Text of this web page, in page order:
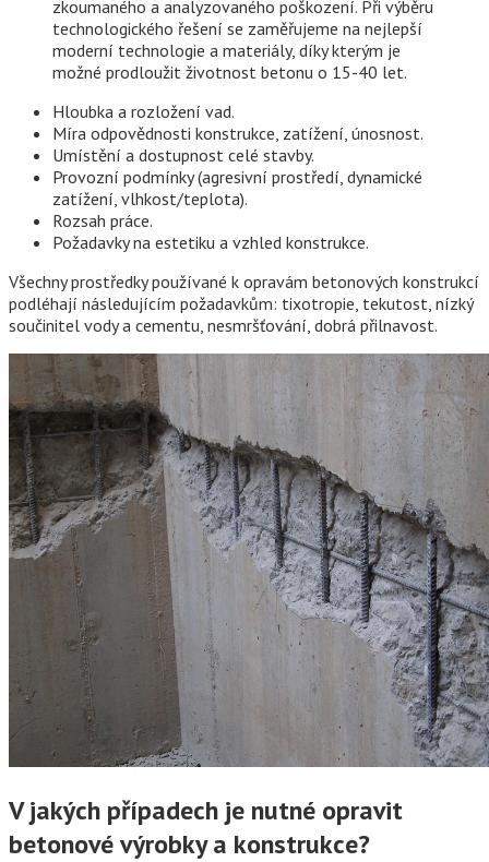
zkoumaného a analyzovaného poškození. Při výběru
technologického řešení se zaměřujeme na nejlepší
moderní technologie a materiály, díky kterým je
možné prodloužit životnost betonu o 15-40 let.
Hloubka a rozložení vad.
Míra odpovědnosti konstrukce, zatížení, únosnost.
Umístění a dostupnost celé stavby.
Provozní podmínky (agresivní prostředí, dynamické
zatížení, vlhkost/teplota).
Rozsah práce.
Požadavky na estetiku a vzhled konstrukce.
Všechny prostředky používané k opravám betonových konstrukcí
podléhají následujícím požadavkům: tixotropie, tekutost, nízký
součinitel vody a cementu, nesmršťování, dobrá přilnavost.
V jakých případech je nutné opravit
betonové výrobky a konstrukce?